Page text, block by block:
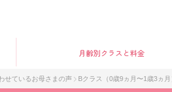
月齢別クラス と料金
せているお母さまの声 Bクラス（0歳9ヵ月〜1歳3ヵ月